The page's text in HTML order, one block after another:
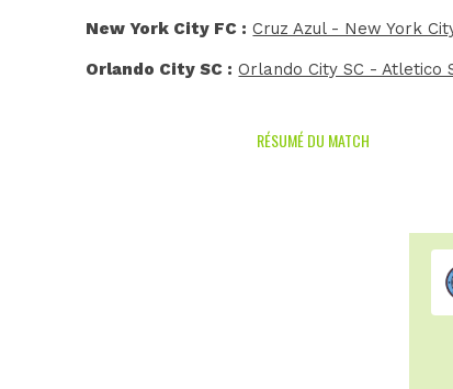
New York City FC : Cruz Azul - New York
Orlando City SC : Orlando City SC - Atletico
RÉSUMÉ DU MATCH